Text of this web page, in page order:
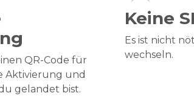
QR-Code für
Aktivierung und
gelandet bist.
Keine
Es ist nicht
wechseln.